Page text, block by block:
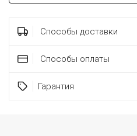
Способы доставки
Способы оплаты
Гарантия